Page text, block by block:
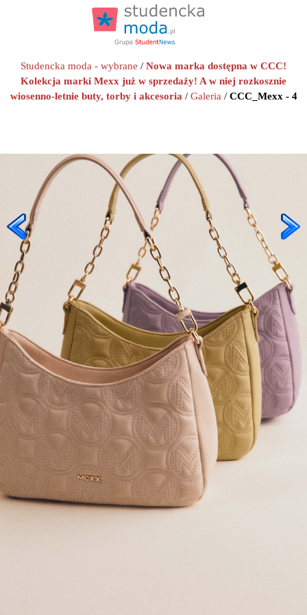
Studencka moda - wybrane / Nowa marka dostępna w CCC!
Kolekcja marki Mexx już w sprzedaży! A w niej rozkosznie
wiosenno-letnie buty, torby i akcesoria / Galeria / CCC_Mexx - 4